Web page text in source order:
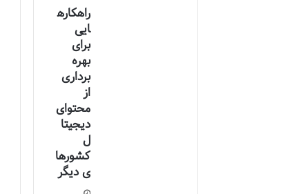
راهکاره
ایی
برای
بهره
برداری
از
محتوای
دیجیتا
ل
کشورها
ی دیگر